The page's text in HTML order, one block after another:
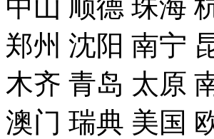
中山 顺德 珠海
郑州 沈阳 南宁
木齐 青岛 太原
澳门 瑞典 美国